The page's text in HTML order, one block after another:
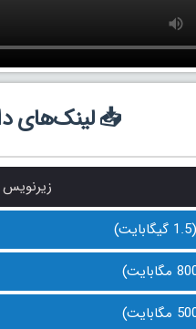
📥 لینک‌های